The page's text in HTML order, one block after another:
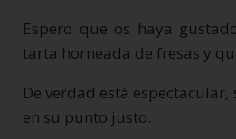
Espero que os haya
tarta horneada de fresas y
De verdad está
en su punto justo.